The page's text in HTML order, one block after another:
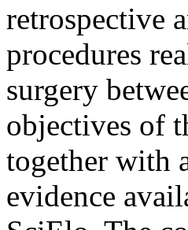
retrospective
procedures
surgery
objectives of
together with
evidence